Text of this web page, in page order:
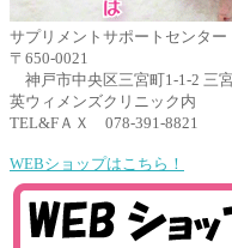
サプリメントサポートセンター
〒650-0021
神戸市中央区三宮町1-1-2 三
英ウィメンズクリニック内
TEL&FＡＸ 078-391-8821
WEBショップはこちら！